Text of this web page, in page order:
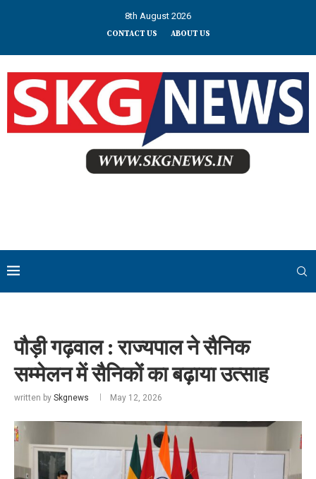
8th August 2026
CONTACT US ABOUT US
पौड़ी गढ़वाल : राज्यपाल ने सैनिक
सम्मेलन में सैनिकों का बढ़ाया उत्साह
written by Skgnews May 12, 2026